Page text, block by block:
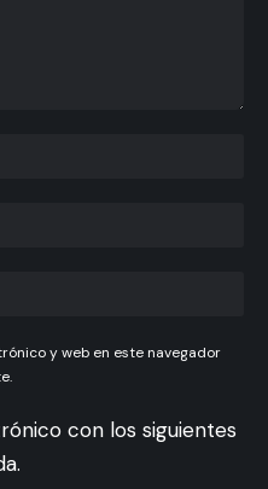
y web en este navegador
con los siguientes